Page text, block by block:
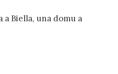
Biella, una domu a